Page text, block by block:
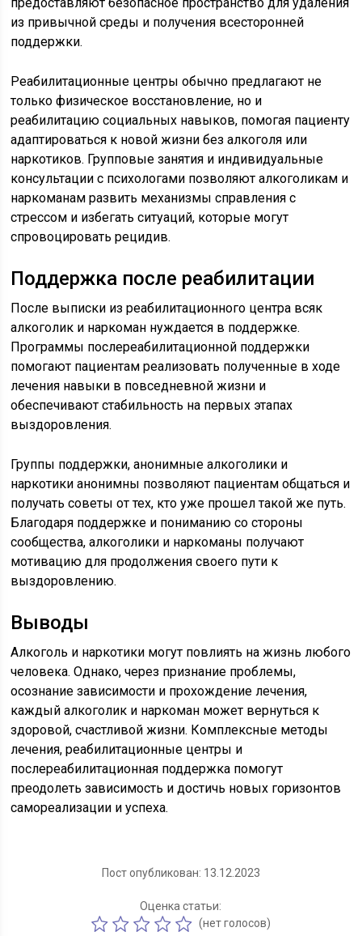
из привычной среды и получения всесторонней
поддержки.
Реабилитационные центры обычно предлагают не
только физическое восстановление, но и
реабилитацию социальных навыков, помогая пациенту
адаптироваться к новой жизни без алкоголя или
наркотиков. Групповые занятия и индивидуальные
консультации с психологами позволяют алкоголикам и
наркоманам развить механизмы справления с
стрессом и избегать ситуаций, которые могут
спровоцировать рецидив.
Поддержка после реабилитации
После выписки из реабилитационного центра всяк
алкоголик и наркоман нуждается в поддержке.
Программы послереабилитационной поддержки
помогают пациентам реализовать полученные в ходе
лечения навыки в повседневной жизни и
обеспечивают стабильность на первых этапах
выздоровления.
Группы поддержки, анонимные алкоголики и
наркотики анонимны позволяют пациентам общаться и
получать советы от тех, кто уже прошел такой же путь.
Благодаря поддержке и пониманию со стороны
сообщества, алкоголики и наркоманы получают
мотивацию для продолжения своего пути к
выздоровлению.
Выводы
Алкоголь и наркотики могут повлиять на жизнь любого
человека. Однако, через признание проблемы,
осознание зависимости и прохождение лечения,
каждый алкоголик и наркоман может вернуться к
здоровой, счастливой жизни. Комплексные методы
лечения, реабилитационные центры и
послереабилитационная поддержка помогут
преодолеть зависимость и достичь новых горизонтов
самореализации и успеха.
Пост опубликован: 13.12.2023
Оценка статьи:
(нет голосов)